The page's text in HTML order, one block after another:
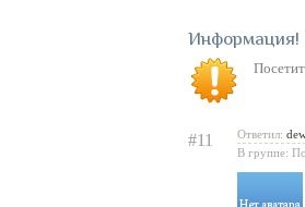
Информация
#11 Ответил:
В группе: